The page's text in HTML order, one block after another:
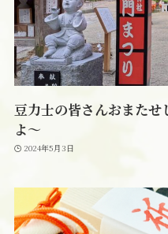
豆力士の皆さんおまた
よ～
2024年5月3日